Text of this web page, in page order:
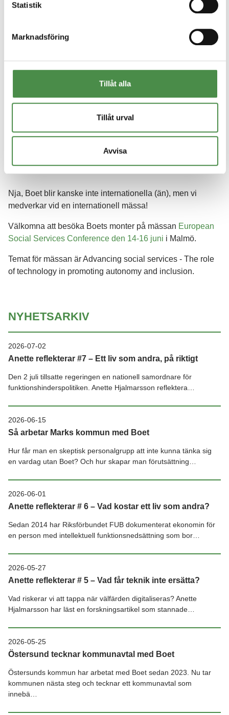
Statistik
Marknadsföring
Tillåt alla
Tillåt urval
Avvisa
Nja, Boet blir kanske inte internationella (än), men vi
medverkar vid en internationell mässa!
Välkomna att besöka Boets monter på mässan European
Social Services Conference den 14-16 juni i Malmö.
Temat för mässan är Advancing social services - The role
of technology in promoting autonomy and inclusion.
NYHETSARKIV
2026-07-02
Anette reflekterar #7 – Ett liv som andra, på riktigt
Den 2 juli tillsatte regeringen en nationell samordnare för
funktionshinderspolitiken. Anette Hjalmarsson reflektera…
2026-06-15
Så arbetar Marks kommun med Boet
Hur får man en skeptisk personalgrupp att inte kunna tänka sig
en vardag utan Boet? Och hur skapar man förutsättning…
2026-06-01
Anette reflekterar # 6 – Vad kostar ett liv som andra?
Sedan 2014 har Riksförbundet FUB dokumenterat ekonomin för
en person med intellektuell funktionsnedsättning som bor…
2026-05-27
Anette reflekterar # 5 – Vad får teknik inte ersätta?
Vad riskerar vi att tappa när välfärden digitaliseras? Anette
Hjalmarsson har läst en forskningsartikel som stannade…
2026-05-25
Östersund tecknar kommunavtal med Boet
Östersunds kommun har arbetat med Boet sedan 2023. Nu tar
kommunen nästa steg och tecknar ett kommunavtal som
innebä…